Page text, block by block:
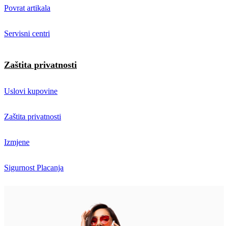
Povrat artikala
Servisni centri
Zaštita privatnosti
Uslovi kupovine
Zaštita privatnosti
Izmjene
Sigurnost Placanja